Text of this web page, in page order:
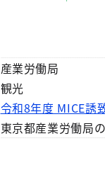
産業労働局
観光
令和8年度 MICE誘
東京都産業労働局